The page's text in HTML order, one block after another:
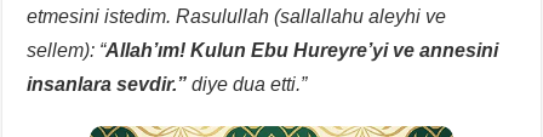
etmesini istedim. Rasulullah (sallallahu aleyhi ve
sellem): “Allah’ım! Kulun Ebu Hureyre’yi ve annesini
insanlara sevdir.”diye dua etti.”